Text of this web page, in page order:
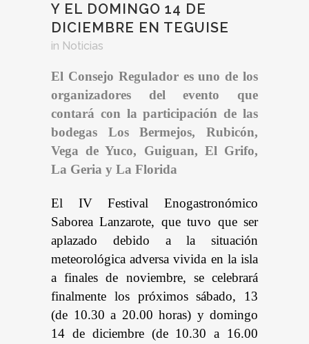
Y EL DOMINGO 14 DE
DICIEMBRE EN TEGUISE
in Noticias
El Consejo Regulador es uno de los
organizadores del evento que
contará con la participación de las
bodegas Los Bermejos, Rubicón,
Vega de Yuco, Guiguan, El Grifo,
La Geria y La Florida
El IV Festival Enogastronómico
Saborea Lanzarote, que tuvo que ser
aplazado debido a la situación
meteorológica adversa vivida en la isla
a finales de noviembre, se celebrará
finalmente los próximos sábado, 13
(de 10.30 a 20.00 horas) y domingo
14 de diciembre (de 10.30 a 16.00